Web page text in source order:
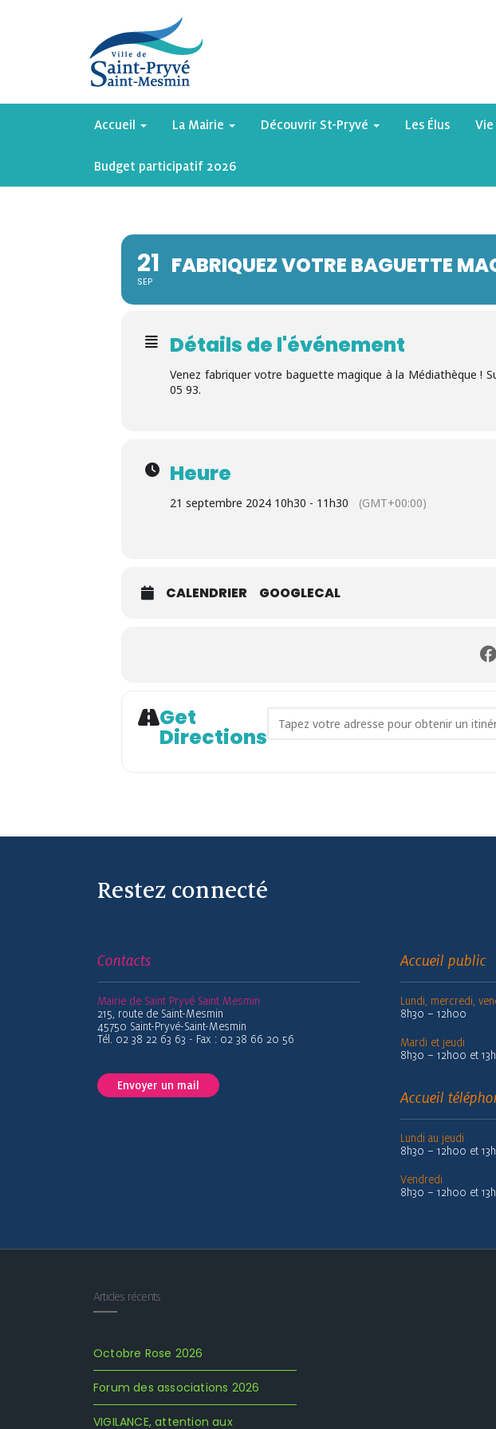
Accueil La Mairie Découvrir St-Pryvé Les Élus Vie
Budget participatif 2026
21
SEP
FABRIQUEZ VOTRE BAGUETTE
Détails de l'événement
Venez fabriquer votre baguette magique à la Médiathèque !
05 93.
Heure
21 septembre 2024 10h30 - 11h30 (GMT+00:00)
CALENDRIER GOOGLECAL
Get
Directions
Address - Fabriquez votre
Restez connecté
Contacts
Mairie de Saint Pryvé Saint Mesmin
215, route de Saint-Mesmin
45750 Saint-Pryvé-Saint-Mesmin
Tél. 02 38 22 63 63 - Fax : 02 38 66 20 56
Envoyer un mail
Accueil public
Lundi, mercredi,
8h30 – 12h00
Mardi et jeudi
8h30 – 12h00 et
Accueil
Lundi au jeudi
8h30 – 12h00 et
Vendredi
8h30 – 12h00 et
Articles récents
Octobre Rose 2026
Forum des associations 2026
VIGILANCE, attention aux